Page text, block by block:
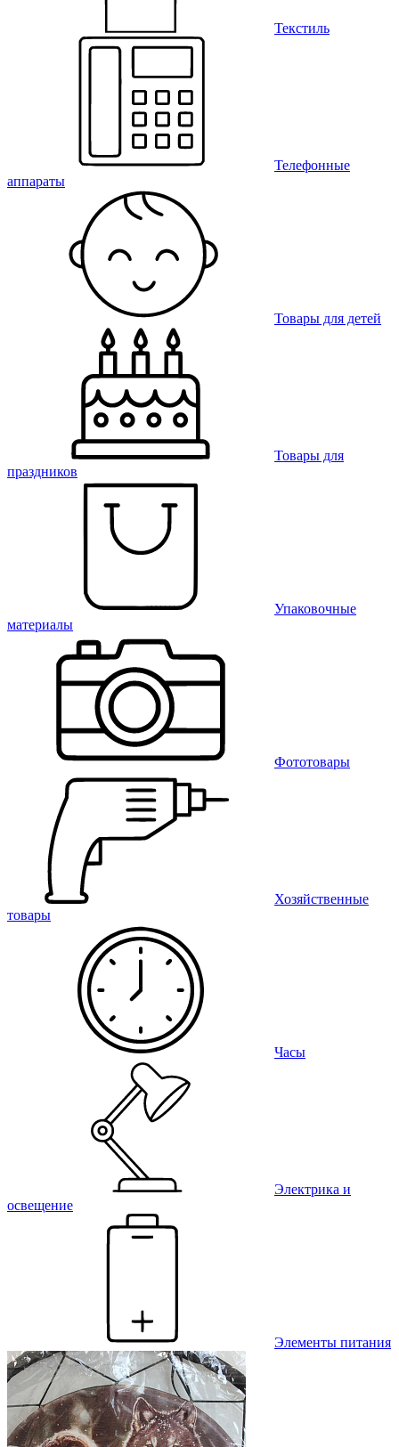
Текстиль
Телефонные
аппараты
Товары для детей
Товары для
праздников
Упаковочные
материалы
Фототовары
Хозяйственные
товары
Часы
Электрика и
освещение
Элементы питания